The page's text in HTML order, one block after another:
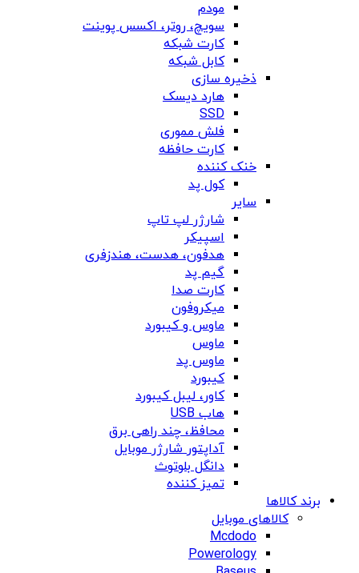
مودم
سویچ، روتر، اکسس پوینت
کارت شبکه
کابل شبکه
ذخیره سازی
هارد دیسک
SSD
فلش مموری
کارت حافظه
خنک کننده
کول پد
سایر
شارژر لپ تاپ
اسپیکر
هدفون، هدست، هندزفری
گیم پد
کارت صدا
میکروفون
ماوس و کیبورد
ماوس
ماوس پد
کیبورد
کاور، لیبل کیبورد
هاب USB
محافظ، چند راهی برق
آداپتور شارژر موبایل
دانگل بلوتوث
تمیز کننده
برند کالاها
کالاهای موبایل
Mcdodo
Powerology